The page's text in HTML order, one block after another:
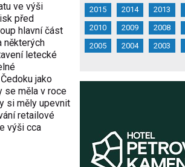
ve výši
před
hlavní část
některých
letecké
jako
se měla v roce
si měly upevnit
retailové
výši cca
2015
2014 2013
2010
2009 2008
2005
2004 2003